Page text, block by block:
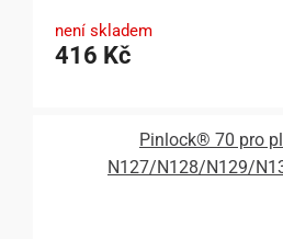
není skladem
416 Kč
Pinlock® 70 pro
N127/N128/N129/